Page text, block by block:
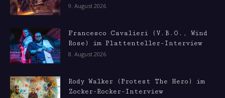
9. August 2026
Francesco Cavalieri (V.B.O., Wind
Rose) im Plattenteller-Interview
8. August 2026
Rody Walker (Protest The Hero) im
Zocker-Rocker-Interview